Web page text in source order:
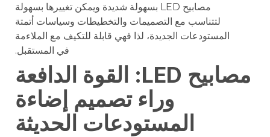
مصابيح LED بسهولة شديدة ويمكن تغييرها بسهولة
لتتناسب مع التصميمات والتخطيطات وسياسات أتمتة
المستودعات الجديدة، لذا فهي قابلة للتكيف مع الملاءمة
في المستقبل.
مصابيح LED: القوة الدافعة
وراء تصميم إضاءة
المستودعات الحديثة